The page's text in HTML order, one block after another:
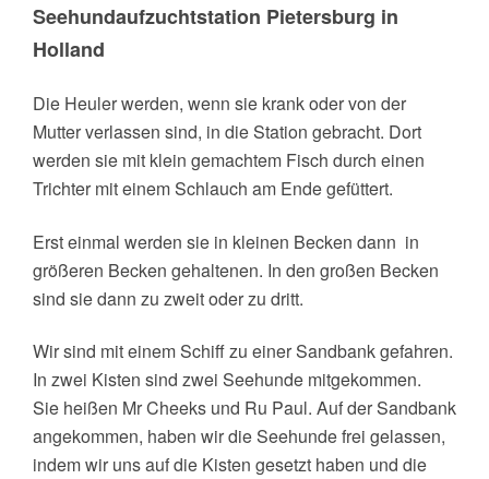
Seehundaufzuchtstation Pietersburg in
Holland
Die Heuler werden, wenn sie krank oder von der
Mutter verlassen sind, in dieStation gebracht. Dort
werden sie mit klein gemachtem Fisch durch einen
Trichter mit einem Schlauch am Ende gefüttert.
Erst einmal werden sie in kleinen Becken dann in
größeren Becken gehaltenen. In den großen Becken
sind sie dann zu zweit oder zu dritt.
Wir sind mit einem Schiff zu einer Sandbank gefahren.
In zwei Kisten sind zwei Seehunde mitgekommen.
Sie heißen Mr Cheeks und Ru Paul. Auf der Sandbank
angekommen, haben wir die Seehunde frei gelassen,
indem wir uns auf die Kisten gesetzt haben und die